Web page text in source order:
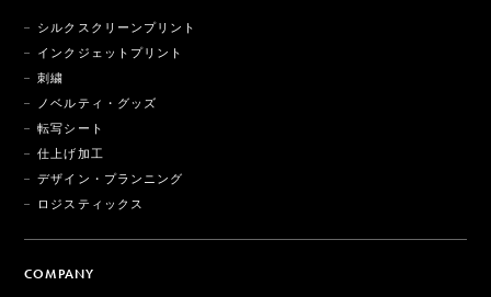
シルクスクリーンプリント
インクジェットプリント
刺繍
ノベルティ・グッズ
転写シート
仕上げ加工
デザイン・プランニング
ロジスティックス
COMPANY